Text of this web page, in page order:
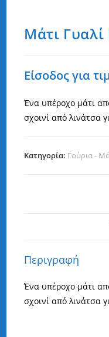
Μάτι
Είσοδος για
Ένα υπέροχο μάτι
σχοινί από λινάτσα
Κατηγορία: Γούρια -
Περιγραφή
Ένα υπέροχο μάτι
σχοινί από λινάτσα